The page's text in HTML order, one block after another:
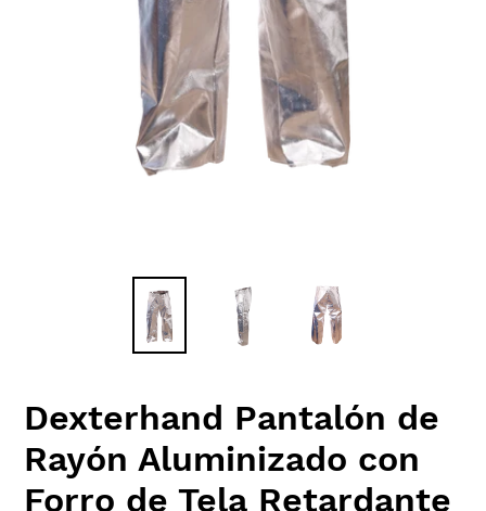
Dexterhand Pantalón de
Rayón Aluminizado con
Forro de Tela Retardante